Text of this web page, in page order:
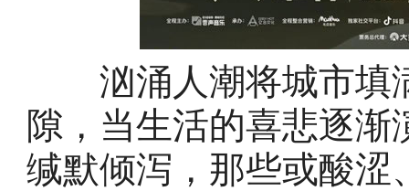
汹涌人潮将城市填
隙，当生活的喜悲逐
缄默倾泻，那些或酸涩